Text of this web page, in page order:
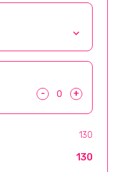
- +
130
130